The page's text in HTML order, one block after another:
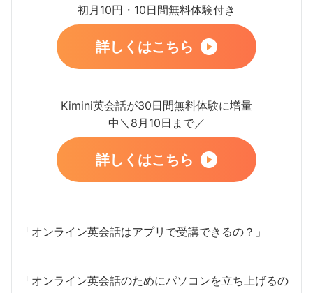
初月10円・10日間無料体験付き
詳しくはこちら
Kimini英会話が30日間無料体験に増量
中＼8月10日まで／
詳しくはこちら
「オンライン英会話はアプリで受講できるの？」
「オンライン英会話のためにパソコンを立ち上げるの